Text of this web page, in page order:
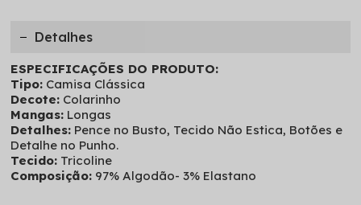
Detalhes
ESPECIFICAÇÕES DO PRODUTO:
Tipo: Camisa Clássica
Decote: Colarinho
Mangas: Longas
Detalhes: Pence no Busto, Tecido Não Estica, Botões e
Detalhe no Punho.
Tecido: Tricoline
Composição: 97% Algodão- 3% Elastano